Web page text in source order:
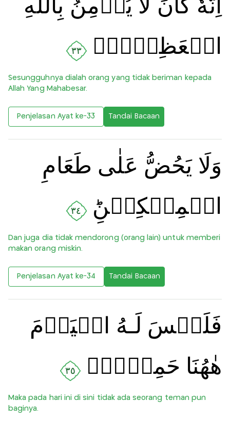
اِنَّهٗ كَانَ لَا يُؤۡمِنُ بِاللّٰهِ
الۡعَظِيۡمِۙ ٣٣
Sesungguhnya dialah orang yang tidak beriman kepada
Allah Yang Mahabesar.
Penjelasan Ayat ke-33 Tandai Bacaan
وَلَا يَحُضُّ عَلٰى طَعَامِ
الۡمِسۡكِيۡنِؕ ٣٤
Dan juga dia tidak mendorong (orang lain) untuk memberi
makan orang miskin.
Penjelasan Ayat ke-34 Tandai Bacaan
فَلَيۡسَ لَـهُ الۡيَوۡمَ
هٰهُنَا حَمِيۡمٌۙ
٣٥
Maka pada hari ini di sini tidak ada seorang teman pun
baginya.